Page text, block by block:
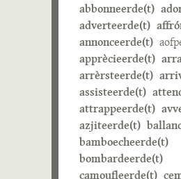
abbonneerde(t)
adverteerde(t)
annonceerde(t)
apprècieerde(t)
arrèrsteerde(t)
assisteerde(t)
attrappeerde(t)
azjiteerde(t)
bamboecheerde(t)
bombardeerde(t)
camoufleerde(t)